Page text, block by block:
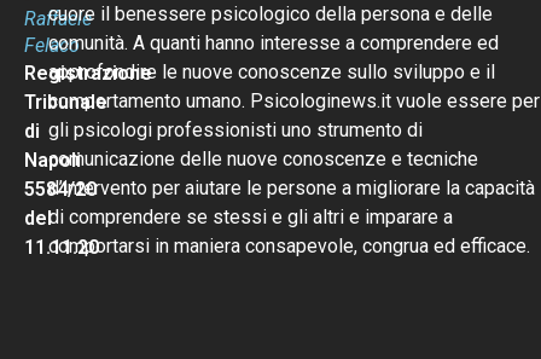
Raffaele
Felaco
Registrazione
Tribunale
di
Napoli
5584/20
del
11.11.20
cuore il benessere psicologico della persona e delle
comunità. A quanti hanno interesse a comprendere ed
approfondire le nuove conoscenze sullo sviluppo e il
comportamento umano. Psicologinews.it vuole essere per
gli psicologi professionisti uno strumento di
comunicazione delle nuove conoscenze e tecniche
d’intervento per aiutare le persone a migliorare la capacità
di comprendere se stessi e gli altri e imparare a
comportarsi in maniera consapevole, congrua ed efficace.